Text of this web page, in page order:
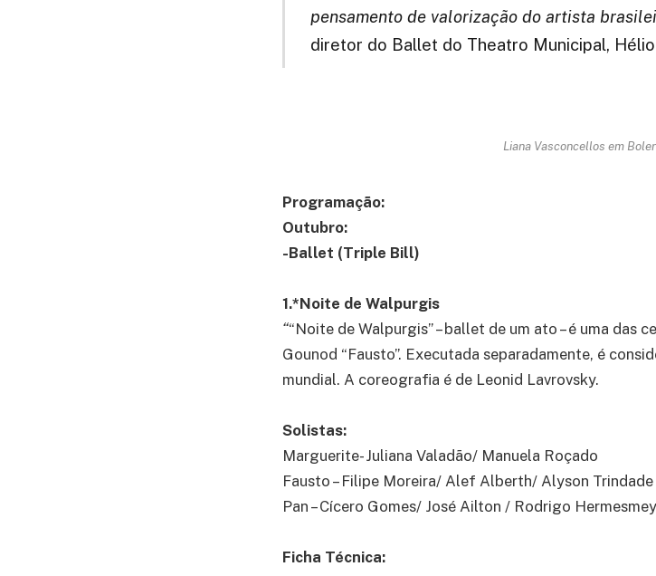
pensamento de valorização do artista
diretor do Ballet do Theatro Municipal,
Liana Vasconcellos em
Programação:
Outubro:
-Ballet (Triple Bill)
1.*Noite de Walpurgis
““Noite de Walpurgis” – ballet de um ato – é uma das
Gounod “Fausto”. Executada separadamente, é
mundial. A coreografia é de Leonid Lavrovsky.
Solistas:
Marguerite- Juliana Valadão/ Manuela Roçado
Fausto – Filipe Moreira/ Alef Alberth/ Alyson Trindade
Pan – Cícero Gomes/ José Ailton / Rodrigo
Ficha Técnica: